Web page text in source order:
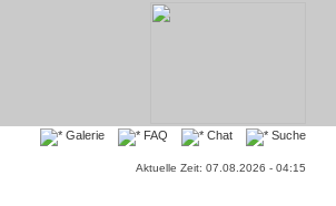
Galerie FAQ Chat Suche
Aktuelle Zeit: 07.08.2026 - 04:15